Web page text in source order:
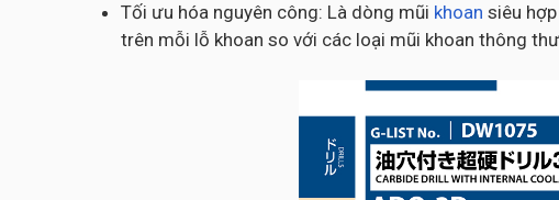
Tối ưu hóa nguyên công: Là dòng mũi khoan siêu
trên mỗi lỗ khoan so với các loại mũi khoan thông